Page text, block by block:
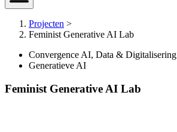
Projecten >
Feminist Generative AI Lab
Convergence AI, Data & Digitalisering
Generatieve AI
Feminist Generative AI Lab